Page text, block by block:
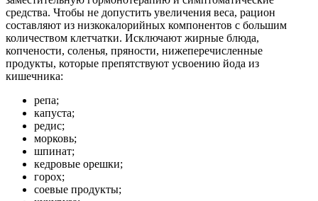
средства. Чтобы не допустить увеличения веса, рацион
составляют из низкокалорийных компонентов с большим
количеством клетчатки. Исключают жирные блюда,
копчености, соленья, пряности, нижеперечисленные
продукты, которые препятствуют усвоению йода из
кишечника:
репа;
капуста;
редис;
морковь;
шпинат;
кедровые орешки;
горох;
соевые продукты;